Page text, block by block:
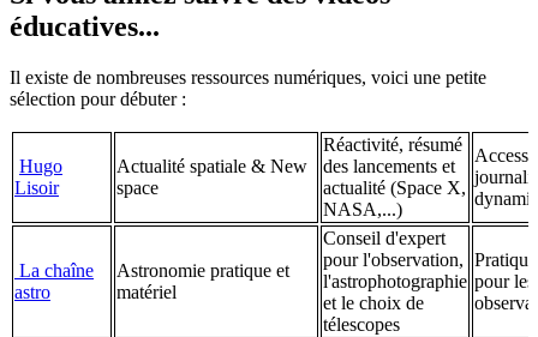
éducatives...
Il existe de nombreuses ressources numériques, voici une petite
sélection pour débuter :
Hugo
Lisoir
Actualité spatiale & New
space
Réactivité, résumé
des lancements et
actualité (Space X,
NASA,...)
La chaîne
astro
Astronomie pratique et
matériel
Conseil d'expert
pour l'observation,
l'astrophotographie
et le choix de
télescopes
pour les